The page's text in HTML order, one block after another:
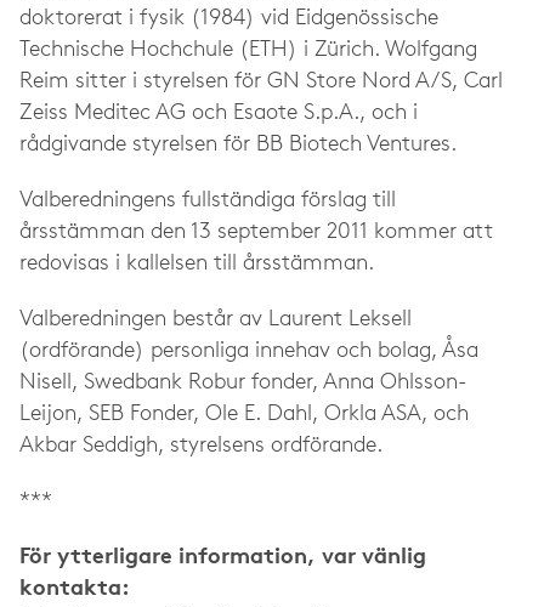
doktorerat i fysik (1984) vid Eidgenössische
Technische Hochchule (ETH) i Zürich. Wolfgang
Reim sitter i styrelsen för GN Store Nord A/S, Carl
Zeiss Meditec AG och Esaote S.p.A., och i
rådgivande styrelsen för BB Biotech Ventures.
Valberedningens fullständiga förslag till
årsstämman den 13 september 2011 kommer att
redovisas i kallelsen till årsstämman.
Valberedningen består av Laurent Leksell
(ordförande) personliga innehav och bolag, Åsa
Nisell, Swedbank Robur fonder, Anna Ohlsson-
Leijon, SEB Fonder, Ole E. Dahl, Orkla ASA, och
Akbar Seddigh, styrelsens ordförande.
***
För ytterligare information, var vänlig
kontakta: